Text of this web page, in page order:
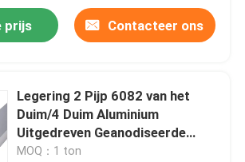
prijs Contacteer ons
Legering 2 Pijp 6082 van het
Duim/4 Duim Aluminium
Uitgedreven Geanodiseerde
Oppervlakte
MOQ：1 ton